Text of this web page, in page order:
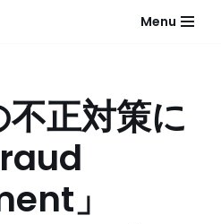
Menu
正対策に
」